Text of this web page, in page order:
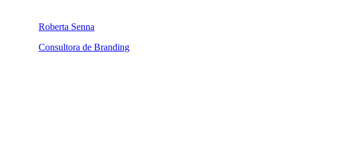
Roberta Senna
Consultora de Branding